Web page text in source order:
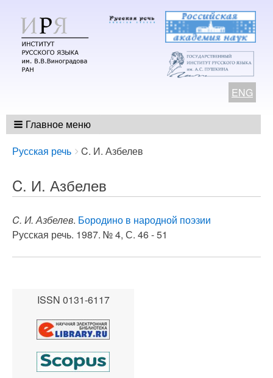
ENG
Главное меню
Breadcrumbs
You
here:
Русская речь C. И. Азбелев
C. И. Азбелев
C. И. Азбелев. Бородино в народной поэзии
Русская речь. 1987. № 4, С. 46 - 51
ISSN 0131-6117